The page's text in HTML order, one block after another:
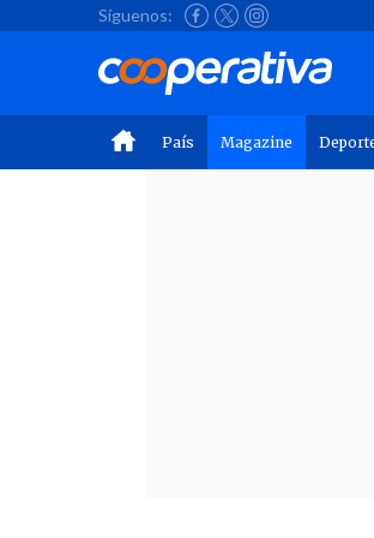
Síguenos:
País Magazine